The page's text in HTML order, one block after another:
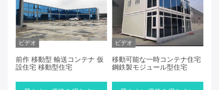
ビデオ
前作 移動型 輸送コンテナ 仮
設住宅 移動型住宅
ビデオ
移動可能な一時コンテナ住宅
鋼鉄製モジュール型住宅